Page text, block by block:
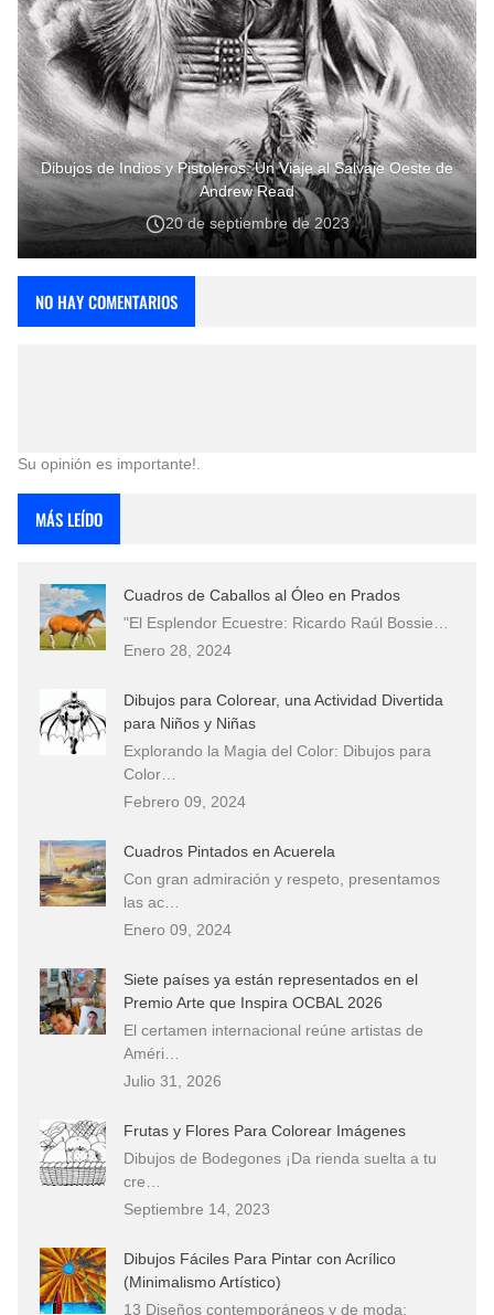
Dibujos de Indios y Pistoleros: Un Viaje al Salvaje Oeste de
Andrew Read
20 de septiembre de 2023
NO HAY COMENTARIOS
Su opinión es importante!.
MÁS LEÍDO
Cuadros de Caballos al Óleo en Prados
"El Esplendor Ecuestre: Ricardo Raúl Bossie…
Enero 28, 2024
Dibujos para Colorear, una Actividad Divertida
para Niños y Niñas
Explorando la Magia del Color: Dibujos para
Color…
Febrero 09, 2024
Cuadros Pintados en Acuerela
Con gran admiración y respeto, presentamos
las ac…
Enero 09, 2024
Siete países ya están representados en el
Premio Arte que Inspira OCBAL 2026
El certamen internacional reúne artistas de
Améri…
Julio 31, 2026
Frutas y Flores Para Colorear Imágenes
Dibujos de Bodegones ¡Da rienda suelta a tu
cre…
Septiembre 14, 2023
Dibujos Fáciles Para Pintar con Acrílico
(Minimalismo Artístico)
13 Diseños contemporáneos y de moda: